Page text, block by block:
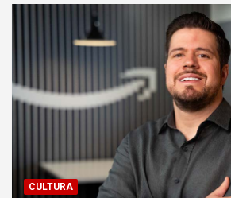
CULTURA